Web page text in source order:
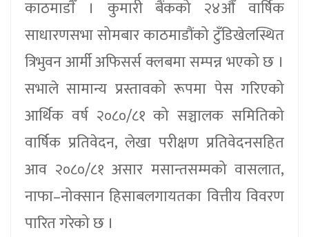
काठमाडाैँ । कुमारी बैंकको २४औँ वार्षिक
साधारणसभा सोमबार काठमाडौंको टुँडिखेलस्थित
त्रिभुवन आर्मी अफिसर्स क्लबमा सम्पन्न भएको छ ।
सभाले सामान्य प्रस्तावको रूपमा पेस गरिएको
आर्थिक वर्ष २०८०/८१ को सञ्चालक समितिको
वार्षिक प्रतिवेदन, लेखा परीक्षण प्रतिवेदनसहित
आव २०८०/८१ असार मसान्तसम्मको वासलात,
नाफा–नोक्सान हिसाबलगायतका वित्तीय विवरण
पारित गरेको छ ।